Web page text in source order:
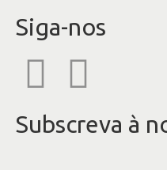
Siga-nos
Subscreva à